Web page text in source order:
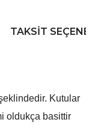
TAKSIT
Kutular
oldukça basittir